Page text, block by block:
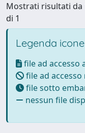
Mostrati risultati da
di 1
Legenda icone
file ad accesso
file ad
file sotto
nessun file